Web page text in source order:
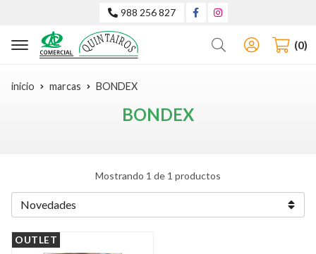
988 256 827
Buscar 0
inicio marcas BONDEX
BONDEX
Mostrando 1 de 1 productos
OUTLET